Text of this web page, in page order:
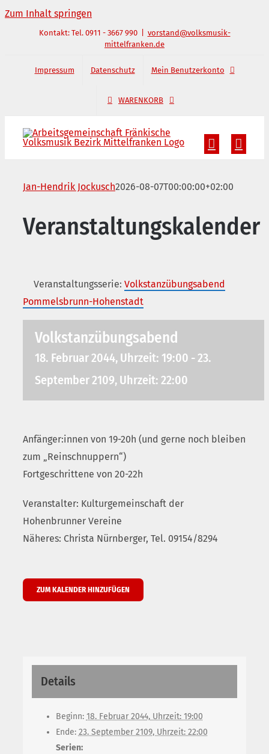
Zum Inhalt springen
Kontakt: Tel. 0911 - 3667 990
vorstand@volksmusik-
mittelfranken.de
Impressum Datenschutz Mein Benutzerkonto
WARENKORB
Jan-Hendrik Jockusch2026-08-07T00:00:00+02:00
Veranstaltungskalender
Veranstaltungsserie: Volkstanzübungsabend
Pommelsbrunn-Hohenstadt
Volkstanzübungsabend
18. Februar 2044, Uhrzeit: 19:00 -23.
September 2109, Uhrzeit: 22:00
Anfänger:innen von 19-20h (und gerne noch bleiben
zum „Reinschnuppern“)
Fortgeschrittene von 20-22h
Veranstalter: Kulturgemeinschaft der
Hohenbrunner Vereine
Näheres: Christa Nürnberger, Tel. 09154/8294
ZUM KALENDER HINZUFÜGEN
Details
Beginn: 18. Februar 2044, Uhrzeit: 19:00
Ende: 23. September 2109, Uhrzeit: 22:00
Serien: